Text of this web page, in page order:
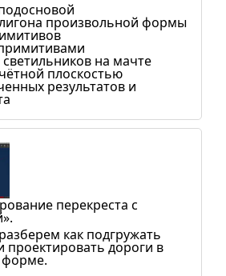
произвольной формы
на мачте
плоскостью
результатов и
перекреста с
как подгружать
проектировать дороги в